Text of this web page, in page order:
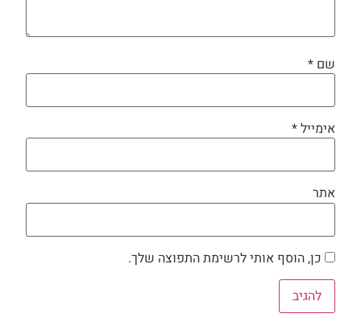
שם*
אימייל*
אתר
כן, הוסף אותי לרשימת התפוצה שלך.